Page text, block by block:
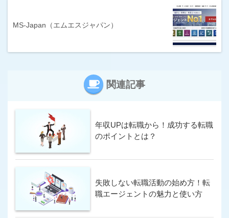
IT系に強い サポートが手厚い
スカウトサービス
派遣求人あり
若年求人が豊富 転職エージェント
非公開求人が豊富
この条件で求人サイトを検索
MS-Japan（エムエスジャパン）
関連記事
年収UPは転職から！成功する転職
のポイントとは？
失敗しない転職活動の始め方！転
職エージェントの魅力と使い方